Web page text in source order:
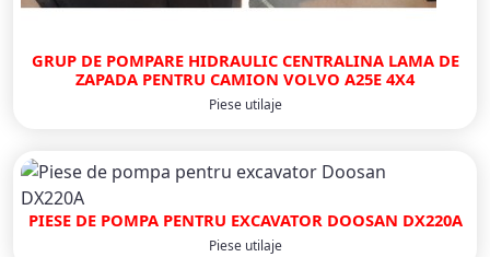
GRUP DE POMPARE HIDRAULIC CENTRALINA LAMA DE
ZAPADA PENTRU CAMION VOLVO A25E 4X4
Piese utilaje
PIESE DE POMPA PENTRU EXCAVATOR DOOSAN DX220A
Piese utilaje